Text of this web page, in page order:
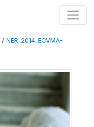
/ NER_2014_ECVMA-